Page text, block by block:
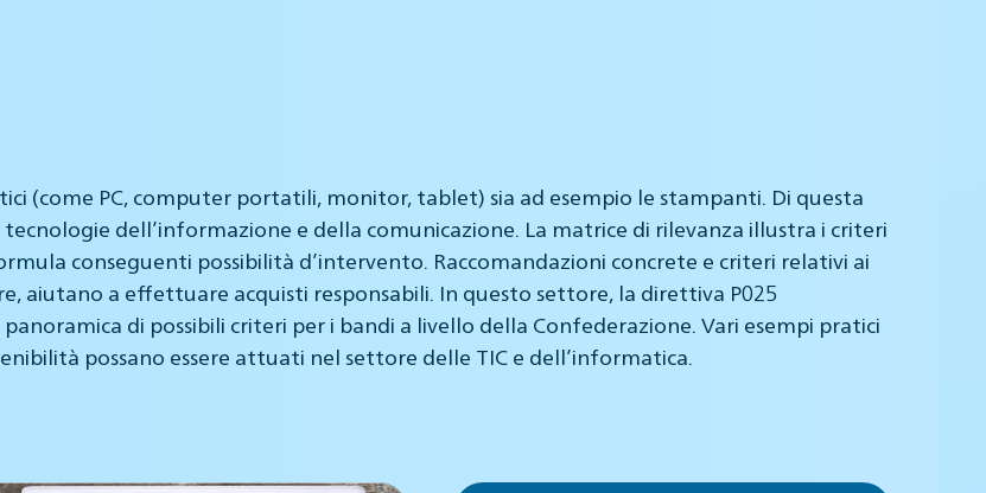
(come PC, computer portatili, monitor, tablet) sia ad esempio le stampanti. Di questa
dell’informazione e della comunicazione. La matrice di rilevanza illustra i criteri
conseguenti possibilità d’intervento. Raccomandazioni concrete e criteri relativi ai
aiutano a effettuare acquisti responsabili. In questo settore, la direttiva P025
di possibili criteri per i bandi a livello della Confederazione. Vari esempi pratici
possano essere attuati nel settore delle TIC e dell’informatica.